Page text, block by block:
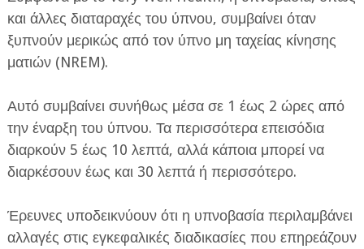
και άλλες διαταραχές του ύπνου, συμβαίνει όταν
ξυπνούν μερικώς από τον ύπνο μη ταχείας κίνησης
ματιών (NREM).
Αυτό συμβαίνει συνήθως μέσα σε 1 έως 2 ώρες από
την έναρξη του ύπνου. Τα περισσότερα επεισόδια
διαρκούν 5 έως 10 λεπτά, αλλά κάποια μπορεί να
διαρκέσουν έως και 30 λεπτά ή περισσότερο.
Έρευνες υποδεικνύουν ότι η υπνοβασία περιλαμβάνει
αλλαγές στις εγκεφαλικές διαδικασίες που επηρεάζουν